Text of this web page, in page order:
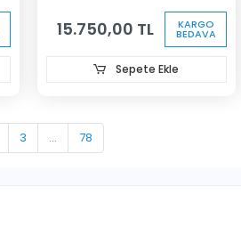
15.750,00 TL KARGO
BEDAVA
Sepete Ekle
3 ... 78